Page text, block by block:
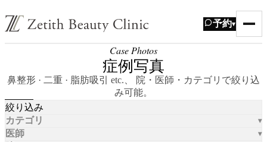
予約▾
Case Photos
症例写真
鼻整形 · 二重 · 脂肪吸引 etc.、 院・医師・カテゴリで絞り込
み可能。
絞り込み
カテゴリ
医師